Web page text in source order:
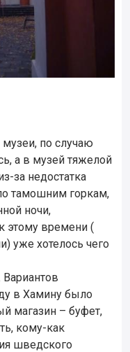
по случаю
а в музей тяжелой
за недостатка
тамошним горкам,
ночи,
этому времени (
уже хотелось чего
в Хамину было
магазин – буфет,
кому-как
шведского